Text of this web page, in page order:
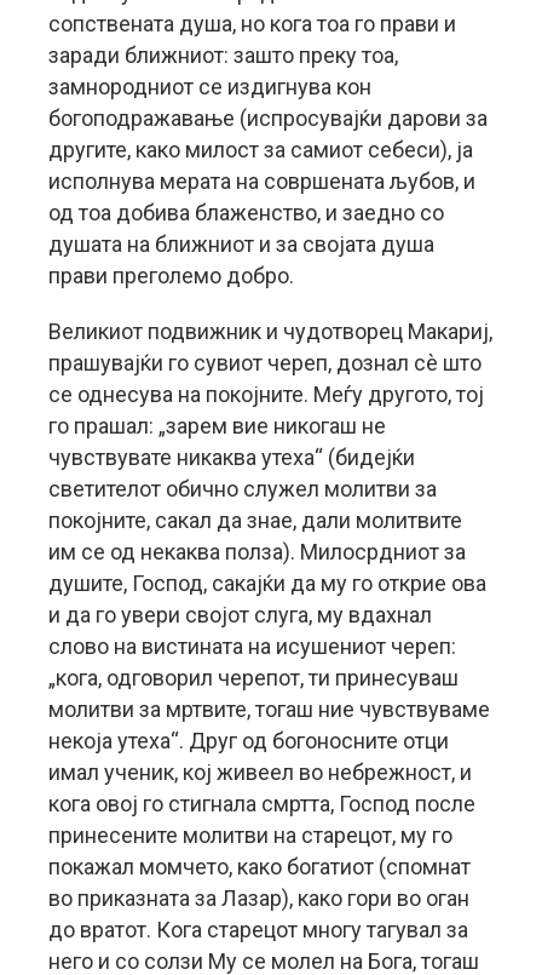
сопствената душа, но кога тоа го прави и
заради ближниот: зашто преку тоа,
замнородниот се издигнува кон
богоподражавање (испросувајќи дарови за
другите, како милост за самиот себеси), ја
исполнува мерата на совршената љубов, и
од тоа добива блаженство, и заедно со
душата на ближниот и за својата душа
прави преголемо добро.
Великиот подвижник и чудотворец Макариј,
прашувајќи го сувиот череп, дознал сè што
се однесува на покојните. Меѓу другото, тој
го прашал: „зарем вие никогаш не
чувствувате никаква утеха“ (бидејќи
светителот обично служел молитви за
покојните, сакал да знае, дали молитвите
им се од некаква полза). Милосрдниот за
душите, Господ, сакајќи да му го открие ова
и да го увери својот слуга, му вдахнал
слово на вистината на исушениот череп:
„кога, одговорил черепот, ти принесуваш
молитви за мртвите, тогаш ние чувствуваме
некоја утеха“. Друг од богоносните отци
имал ученик, кој живеел во небрежност, и
кога овој го стигнала смртта, Господ после
принесените молитви на старецот, му го
покажал момчето, како богатиот (спомнат
во приказната за Лазар), како гори во оган
до вратот. Кога старецот многу тагувал за
него и со солзи Му се молел на Бога, тогаш